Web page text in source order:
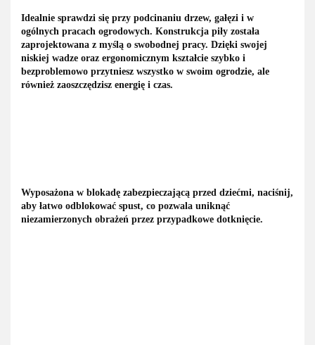
Idealnie sprawdzi się przy podcinaniu drzew, gałęzi i w
ogólnych pracach ogrodowych. Konstrukcja piły została
zaprojektowana z myślą o swobodnej pracy. Dzięki swojej
niskiej wadze oraz ergonomicznym kształcie szybko i
bezproblemowo przytniesz wszystko w swoim ogrodzie, ale
również zaoszczędzisz energię i czas.
Wyposażona w blokadę zabezpieczającą przed dziećmi, naciśnij,
aby łatwo odblokować spust, co pozwala uniknąć
niezamierzonych obrażeń przez przypadkowe dotknięcie.